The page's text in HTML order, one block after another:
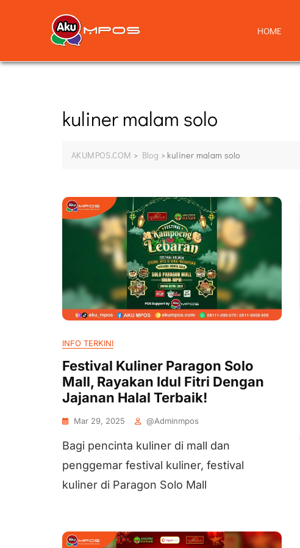
HOME
kuliner malam solo
AKUMPOS.COM > Blog > kuliner malam solo
INFO TERKINI
Festival Kuliner Paragon Solo
Mall, Rayakan Idul Fitri Dengan
Jajanan Halal Terbaik!
Mar 29, 2025 @adminmpos
Bagi pencinta kuliner di mall dan
penggemar festival kuliner, festival
kuliner di Paragon Solo Mall